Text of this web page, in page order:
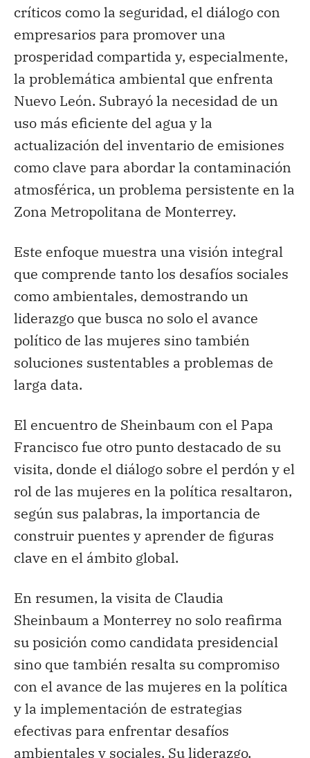
críticos como la seguridad, el diálogo con
empresarios para promover una
prosperidad compartida y, especialmente,
la problemática ambiental que enfrenta
Nuevo León. Subrayó la necesidad de un
uso más eficiente del agua y la
actualización del inventario de emisiones
como clave para abordar la contaminación
atmosférica, un problema persistente en la
Zona Metropolitana de Monterrey.
Este enfoque muestra una visión integral
que comprende tanto los desafíos sociales
como ambientales, demostrando un
liderazgo que busca no solo el avance
político de las mujeres sino también
soluciones sustentables a problemas de
larga data.
El encuentro de Sheinbaum con el Papa
Francisco fue otro punto destacado de su
visita, donde el diálogo sobre el perdón y el
rol de las mujeres en la política resaltaron,
según sus palabras, la importancia de
construir puentes y aprender de figuras
clave en el ámbito global.
En resumen, la visita de Claudia
Sheinbaum a Monterrey no solo reafirma
su posición como candidata presidencial
sino que también resalta su compromiso
con el avance de las mujeres en la política
y la implementación de estrategias
efectivas para enfrentar desafíos
ambientales y sociales. Su liderazgo,